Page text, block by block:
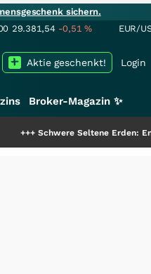
sichern.
29.381,54 -0,51% EUR/
Login
Aktie geschenkt!
Broker-Magazin ✨
Seltene Erden: Entsteht hier